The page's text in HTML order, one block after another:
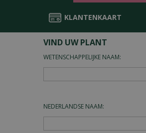
Home Plantengids
KLANTENKAART
VIND UW PLANT
WETENSCHAPPELIJKE NAAM:
NEDERLANDSE NAAM: